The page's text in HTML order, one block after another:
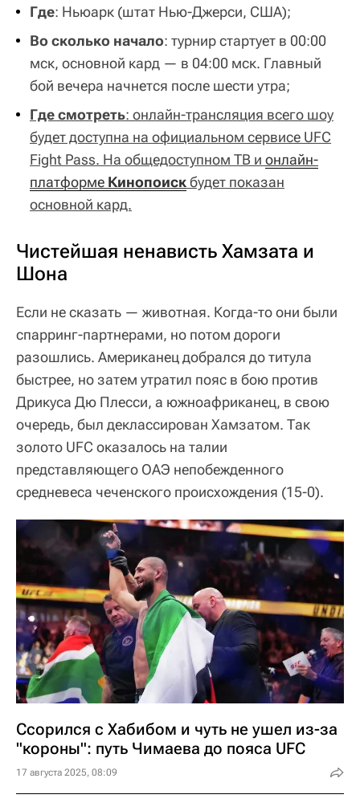
Где: Ньюарк (штат Нью-Джерси, США);
Во сколько начало: турнир стартует в 00:00
мск, основной кард — в 04:00 мск. Главный
бой вечера начнется после шести утра;
Где смотреть: онлайн-трансляция всего шоу
будет доступна на официальном сервисе UFC
Fight Pass. На общедоступном ТВ и онлайн-
платформе Кинопоискбудет показан
основной кард.
Чистейшая ненависть Хамзата и
Шона
Если не сказать — животная. Когда-то они были
спарринг-партнерами, но потом дороги
разошлись. Американец добрался до титула
быстрее, но затем утратил пояс в бою против
Дрикуса Дю Плесси, а южноафриканец, в свою
очередь, был деклассирован Хамзатом. Так
золото UFC оказалось на талии
представляющего ОАЭ непобежденного
средневеса чеченского происхождения (15-0).
Ссорился с Хабибом и чуть не ушел из-за
"короны": путь Чимаева до пояса UFC
17 августа 2025, 08:09